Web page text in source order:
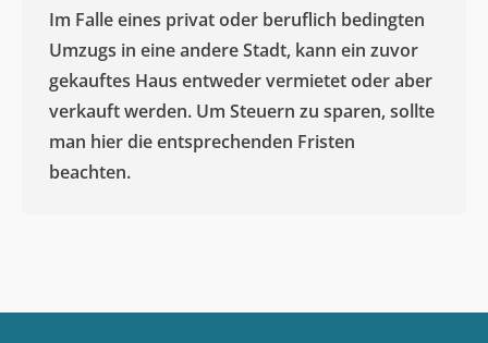
Im Falle eines privat oder beruflich bedingten
Umzugs in eine andere Stadt, kann ein zuvor
gekauftes Haus entweder vermietet oder aber
verkauft werden. Um Steuern zu sparen, sollte
man hier die entsprechenden Fristen
beachten.